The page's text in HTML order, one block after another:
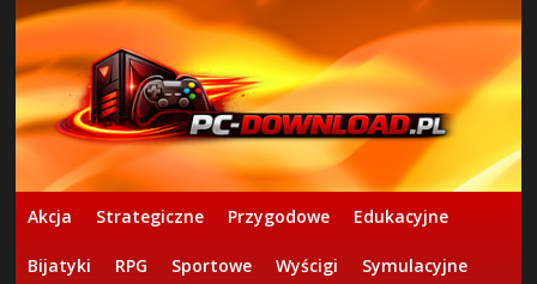
Akcja Strategiczne Przygodowe Edukacyjne
Bijatyki RPG Sportowe Wyścigi Symulacyjne